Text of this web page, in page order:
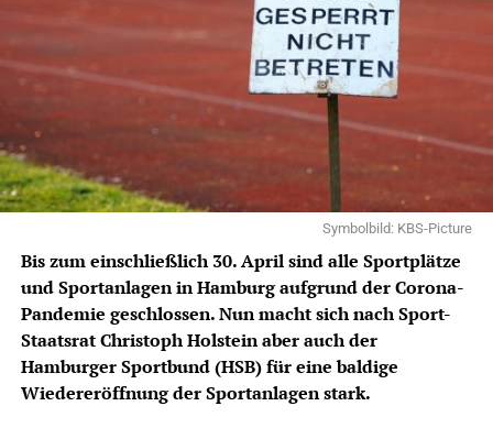
Symbolbild: KBS-Picture
Bis zum einschließlich 30. April sind alle Sportplätze
und Sportanlagen in Hamburg aufgrund der Corona-
Pandemie geschlossen. Nun macht sich nach Sport-
Staatsrat Christoph Holstein aber auch der
Hamburger Sportbund (HSB) für eine baldige
Wiedereröffnung der Sportanlagen stark.